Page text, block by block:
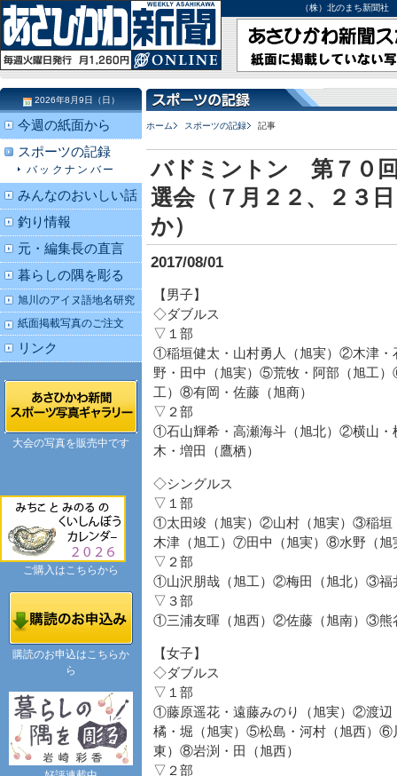
（株）北のまち新聞
ホーム スポーツの記録 記事
バドミントン 第７０
選会（７月２２、２３
か）
2017/08/01
【男子】
◇ダブルス
▽１部
①稲垣健太・山村勇人（旭実）②木津
野・田中（旭実）⑤荒牧・阿部（旭工
工）⑧有岡・佐藤（旭商）
▽２部
①石山輝希・高瀬海斗（旭北）②横山
木・増田（鷹栖）
◇シングルス
▽１部
①太田竣（旭実）②山村（旭実）③稲
木津（旭工）⑦田中（旭実）⑧水野（旭
▽２部
①山沢朋哉（旭工）②梅田（旭北）③福
▽３部
①三浦友暉（旭西）②佐藤（旭南）③熊
【女子】
◇ダブルス
▽１部
①藤原遥花・遠藤みのり（旭実）②渡
橘・堀（旭実）⑤松島・河村（旭西）
東）⑧岩渕・田（旭西）
▽２部
2026年8月9日（日）
今週の紙面から
スポーツの記録
バックナンバー
みんなのおいしい話
釣り情報
元・編集長の直言
暮らしの隅を彫る
旭川のアイヌ語地名研究
紙面掲載写真のご注文
リンク
大会の写真を販売中です
ご購入はこちらから
購読のお申込はこちらか
ら